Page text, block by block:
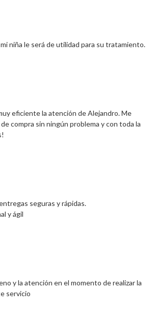
niña le será de utilidad para su tratamiento.
eficiente la atención de Alejandro. Me
compra sin ningún problema y con toda la
seguras y rápidas.
y ágil
y la atención en el momento de realizar la
servicio